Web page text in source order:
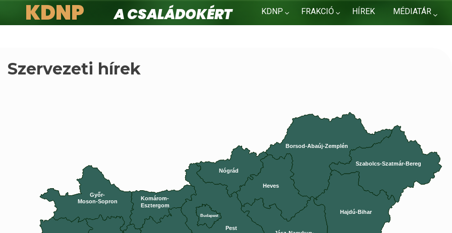
KDNP FRAKCIÓ HÍREK MÉDIATÁR
KDNP
A családokért.
Szervezeti hírek
Borsod-Abaúj-Zemplén
Szabolcs-Szatmár-Bereg
Hajdú-Bihar
Győr-
Moson-Sopron
Komárom-
Esztergom
Pest
Budapest
Heves
Nógrád